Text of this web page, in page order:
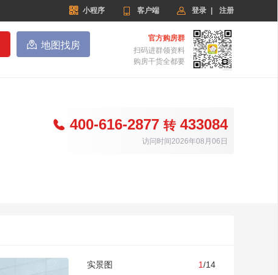
 小程序  客户端  登录 注册
 地图找房
官方购房群
扫码进群领资料
购房干货全都要
 400-616-2877 转433084
访问时间2026年08月06日
实景图 1/14